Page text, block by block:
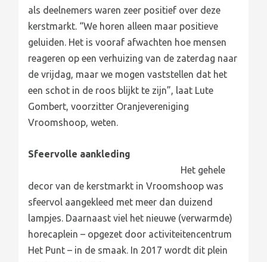
als deelnemers waren zeer positief over deze
kerstmarkt. “We horen alleen maar positieve
geluiden. Het is vooraf afwachten hoe mensen
reageren op een verhuizing van de zaterdag naar
de vrijdag, maar we mogen vaststellen dat het
een schot in de roos blijkt te zijn”, laat Lute
Gombert, voorzitter Oranjevereniging
Vroomshoop, weten.
Sfeervolle aankleding
Het gehele
decor van de kerstmarkt in Vroomshoop was
sfeervol aangekleed met meer dan duizend
lampjes. Daarnaast viel het nieuwe (verwarmde)
horecaplein – opgezet door activiteitencentrum
Het Punt – in de smaak. In 2017 wordt dit plein